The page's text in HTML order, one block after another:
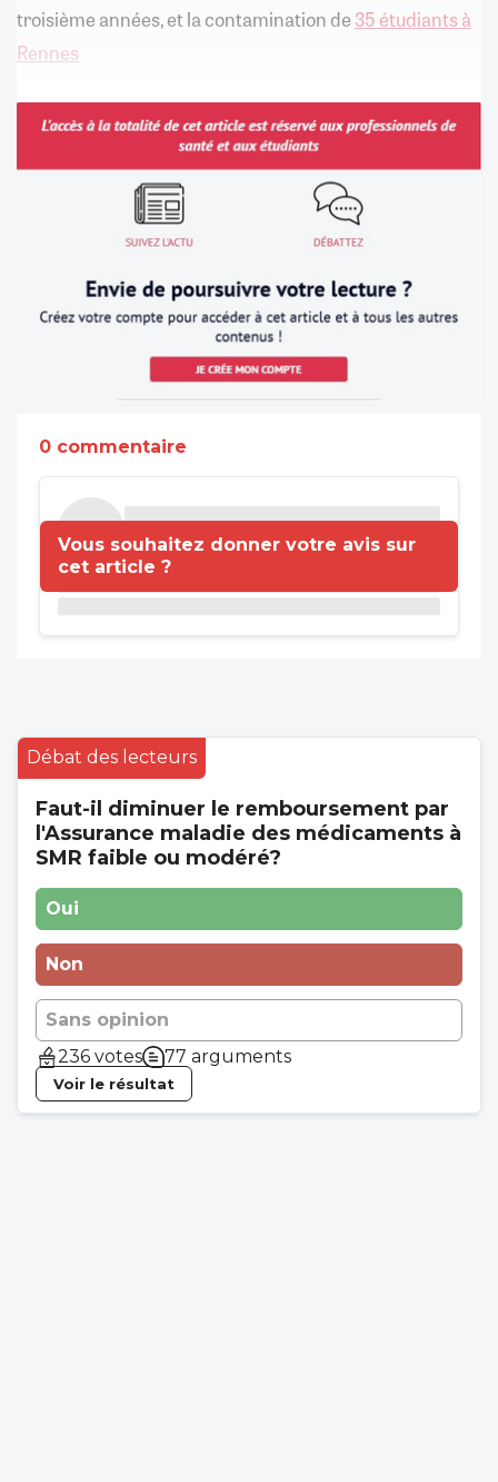
troisième années, et la contamination de 35 étudiants à
Rennes
0 commentaire
Vous souhaitez donner votre avis sur
cet article ?
Débat des lecteurs
Faut-il diminuer le remboursement par
l'Assurance maladie des médicaments à
SMR faible ou modéré?
Oui
Non
Sans opinion
236 votes
77 arguments
Voir le résultat